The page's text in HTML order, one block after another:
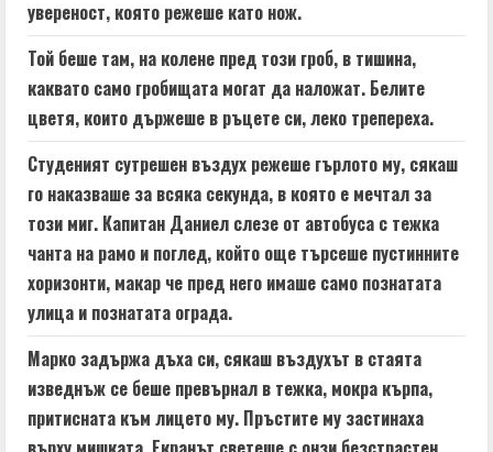
R
e
a
d
i
n
g
увереност, която режеше като нож.
Той беше там, на колене пред този гроб, в тишина,
каквато само гробищата могат да наложат. Белите
цветя, които държеше в ръцете си, леко трепереха.
Студеният сутрешен въздух режеше гърлото му, сякаш
го наказваше за всяка секунда, в която е мечтал за
този миг. Капитан Даниел слезе от автобуса с тежка
чанта на рамо и поглед, който още търсеше пустинните
хоризонти, макар че пред него имаше само познатата
улица и познатата ограда.
Марко задържа дъха си, сякаш въздухът в стаята
изведнъж се беше превърнал в тежка, мокра кърпа,
притисната към лицето му. Пръстите му застинаха